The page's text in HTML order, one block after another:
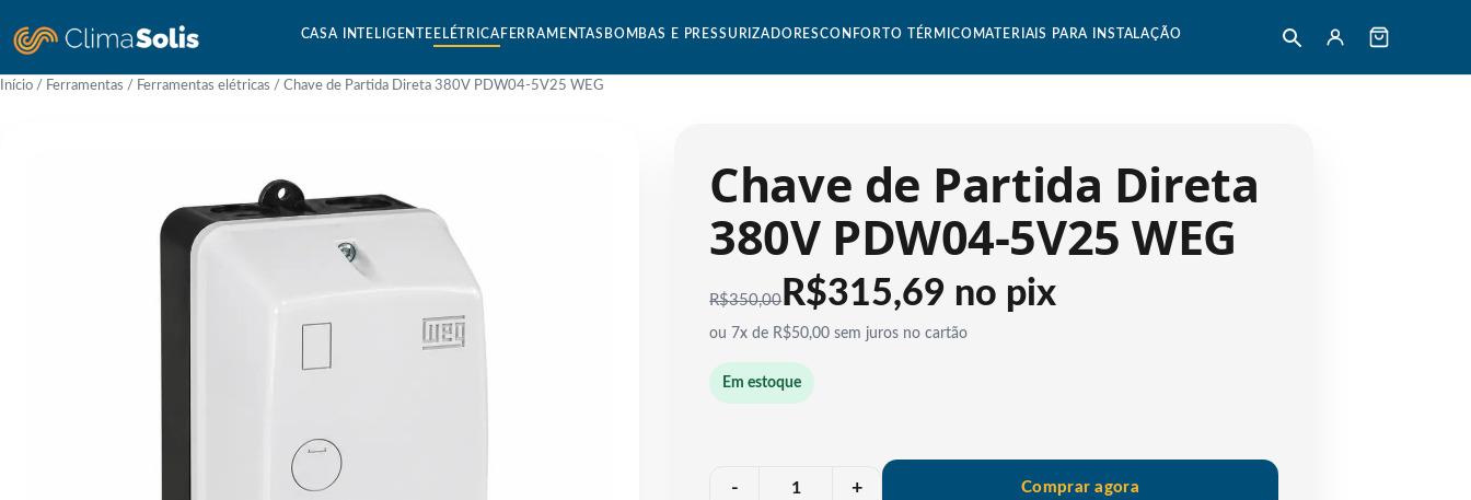
CASA INTELIGENTE ELÉTRICA FERRAMENTAS BOMBAS E PRESSURIZADORESCONFORTO TÉRMICO MATERIAIS PARA INSTALAÇÃO
Início / Ferramentas / Ferramentas elétricas / Chave de Partida Direta 380V PDW04-5V25 WEG
Chave de Partida Direta
380V PDW04-5V25 WEG
R$350,00R$315,69 no pix
ou 7x de R$50,00 sem juros no cartão
Em estoque
- + Comprar agora